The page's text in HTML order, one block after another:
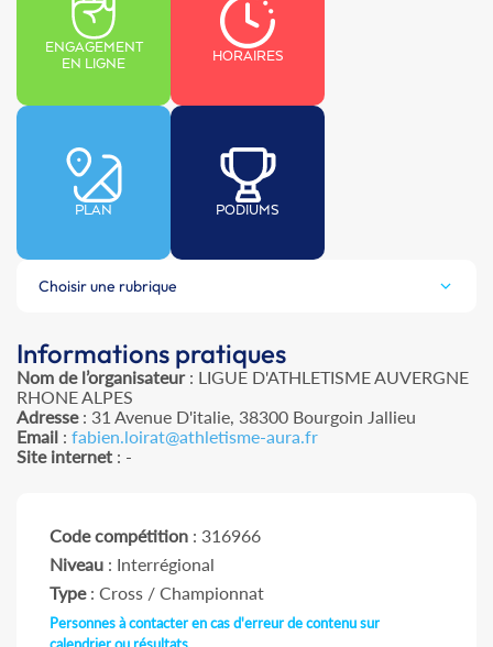
ENGAGEMENT
EN LIGNE
HORAIRES
PLAN PODIUMS
Choisir une rubrique
Informations pratiques
Nom de l’organisateur: LIGUE D'ATHLETISME AUVERGNE
RHONE ALPES
Adresse: 31 Avenue D'italie, 38300 Bourgoin Jallieu
Email : fabien.loirat@athletisme-aura.fr
Site internet : -
Code compétition : 316966
Niveau : Interrégional
Type: Cross / Championnat
Personnes à contacter en cas d'erreur de contenu sur